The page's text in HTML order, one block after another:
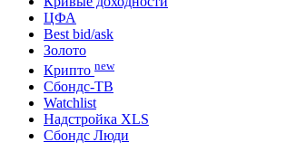
Портфель
Консенсусы
Поиск облигаций (ИИ)
Кривые доходности
ЦФА
Best bid/ask
Золото
Криптоnew
Сбондс-ТВ